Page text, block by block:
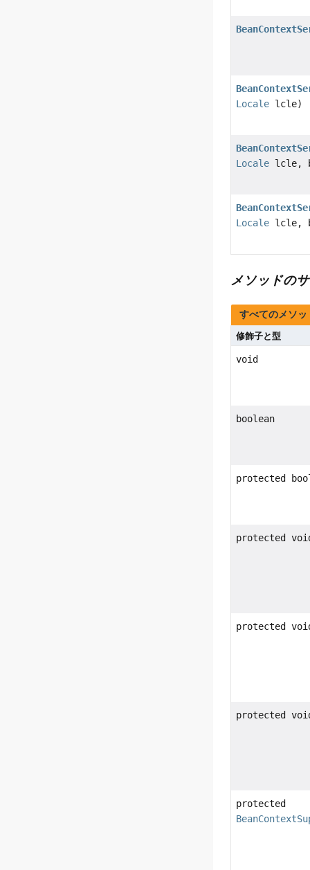
Locale lcle)
Locale lcle,
Locale lcle,
メソッドの
すべてのメソッ
修飾子と型
void
boolean
protected
protected
protected
protected
protected